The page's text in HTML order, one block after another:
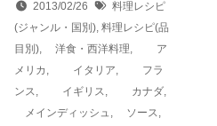
2013/02/26
料理レシピ
(ジャンル・国別), 料理レシピ(品
目別), 洋食・西洋料理,
ア
メリカ , イタリア,
フラ
ンス, イギリス, カナダ,
メインディッシュ , ソース,